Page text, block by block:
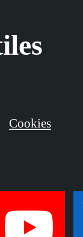
Cookies